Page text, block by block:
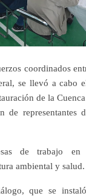
coordinados
se llevó a cabo
de la
de representantes
de trabajo
ambiental y salud.
que se